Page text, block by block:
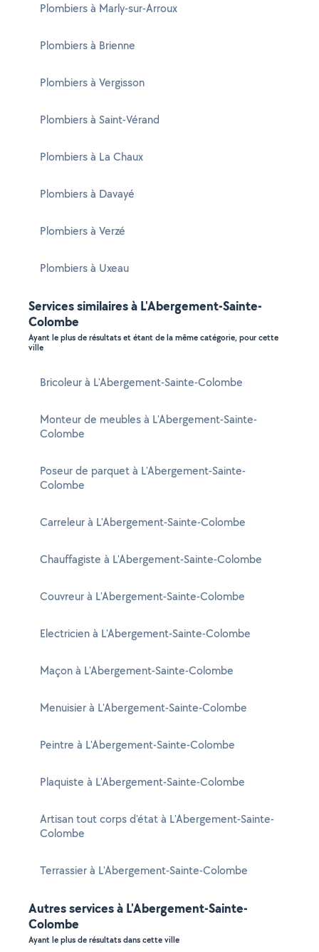
Plombiers à Marly-sur-Arroux
Plombiers à Brienne
Plombiers à Vergisson
Plombiers à Saint-Vérand
Plombiers à La Chaux
Plombiers à Davayé
Plombiers à Verzé
Plombiers à Uxeau
Services similaires à L'Abergement-Sainte-
Colombe
Ayant le plus de résultats et étant de la même catégorie, pour cette
ville
Bricoleur à L'Abergement-Sainte-Colombe
Monteur de meubles à L'Abergement-Sainte-
Colombe
Poseur de parquet à L'Abergement-Sainte-
Colombe
Carreleur à L'Abergement-Sainte-Colombe
Chauffagiste à L'Abergement-Sainte-Colombe
Couvreur à L'Abergement-Sainte-Colombe
Electricien à L'Abergement-Sainte-Colombe
Maçon à L'Abergement-Sainte-Colombe
Menuisier à L'Abergement-Sainte-Colombe
Peintre à L'Abergement-Sainte-Colombe
Plaquiste à L'Abergement-Sainte-Colombe
Artisan tout corps d'état à L'Abergement-Sainte-
Colombe
Terrassier à L'Abergement-Sainte-Colombe
Autres services à L'Abergement-Sainte-
Colombe
Ayant le plus de résultats dans cette ville